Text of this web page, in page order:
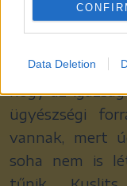
Data Deletion
Ám erre nem
„Zsolti
hogy az
ügyészségi
vannak, mert
soha nem is